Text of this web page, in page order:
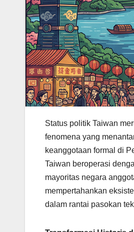
Status politik Taiwan
fenomena yang
keanggotaan formal di
Taiwan beroperasi
mayoritas negara
mempertahankan
dalam rantai pasokan